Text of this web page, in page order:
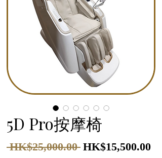
5D Pro按摩椅
HK$25,000.00 Regular
HK$15,500.00